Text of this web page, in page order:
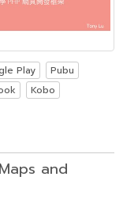
Play
Pubu
Kobo
and